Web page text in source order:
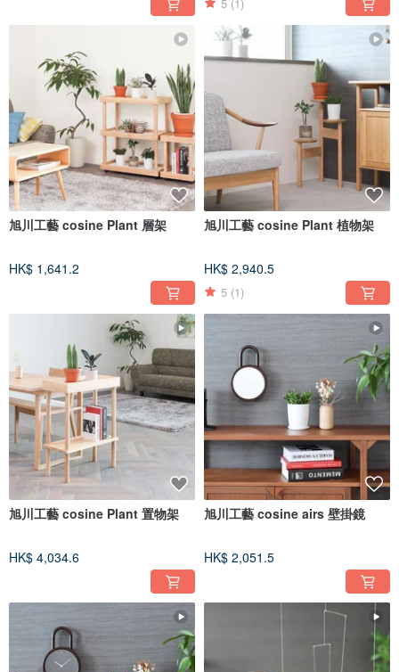
為大型家具提供送到府上的服務
在考慮要購入桌子之類的大型家具時，想必您一定有著家具的搬運、組合等方面
的許多煩惱。MUKU工房為海外配送提供貨品送到府的服務，讓您無須擔憂沉重
的大型家具如何搬運。並且我們根據商品的尺寸提供保護地板的腳墊，需組裝的
商品也相當簡易方便，有不懂之處都可以透過客服為您解惑。
※依據地區、物品大小等等不同情況變更配送業者，請您諒解。
※部分家具因其形狀問題不提供腳墊。
提供給客人們與樹木共度愉快的時光
為您提議各式日本產家具的不同角度及樣貌。為回應客人們各式各樣的需求，以
及創造屬於自己重要的空間。請無需顧慮，我們將會盡心為您服務。
客服中心是作為家具最貼近的窗口，也是連結客人與我們的場所。耐心聽取各式
需求並理解後為您細心地提案可以滿足的家具，請讓我們為您跟實木家具長遠的
陪伴上助一份力吧。
旭川工藝 cosine Plant 層架
HK$ 1,641.2
旭川工藝 cosine Plant 植物架
HK$ 2,940.5
5 (1)
旭川工藝 cosine Plant 置物架
HK$ 4,034.6
旭川工藝 cosine airs 壁掛鏡
HK$ 2,051.5